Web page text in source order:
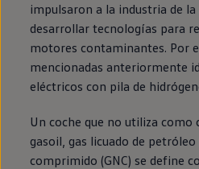
impulsaron a la industria de
desarrollar tecnologías para
motores contaminantes. Por
mencionadas anteriormente
eléctricos con pila de
Un coche que no utiliza como
gasoil, gas licuado de petróleo
comprimido (GNC) se define